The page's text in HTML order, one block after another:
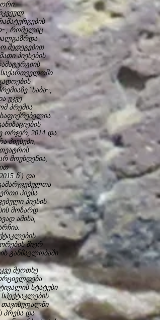
რომელიც
შედეგებით
პიესების
საქართველოში
`საბა~,
უკვე
პრემია
ორჯერ, 2014 და
პიესები,
მოუხდენია,
წ.) და
პიესა
პიესის
მოზარდ
ამისა,
მიერ
განმავლობაში
მეოთხე
სტატუსი
პრესა და